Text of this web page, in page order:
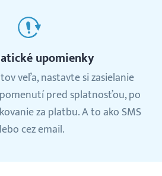
upomienky
veľa, nastavte si zasielanie
pred splatnosťou, po
za platbu. A to ako SMS
cez email.